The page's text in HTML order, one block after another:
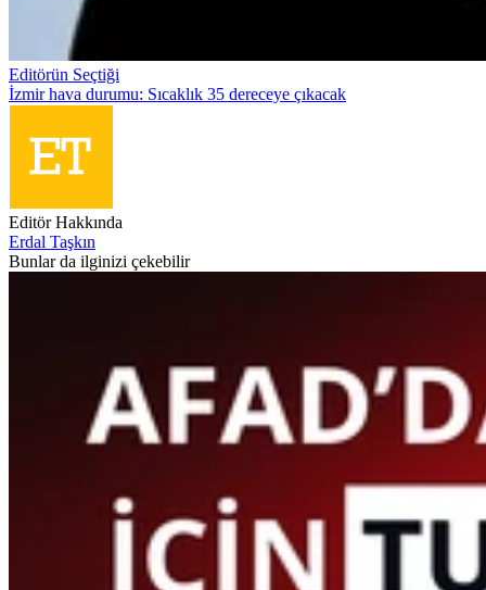
Editörün Seçtiği
İzmir hava durumu: Sıcaklık 35 dereceye çıkacak
Editör Hakkında
Erdal Taşkın
Bunlar da ilginizi çekebilir